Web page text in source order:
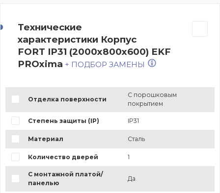
Технические
характеристики Корпус
FORT IP31 (2000x800x600) EKF
PROxima + ПОДБОР ЗАМЕНЫ
Отделка поверхности
С порошковым
покрытием
Степень защиты (IP) IP31
Материал Сталь
Количество дверей 1
С монтажной платой/
панелью
Да